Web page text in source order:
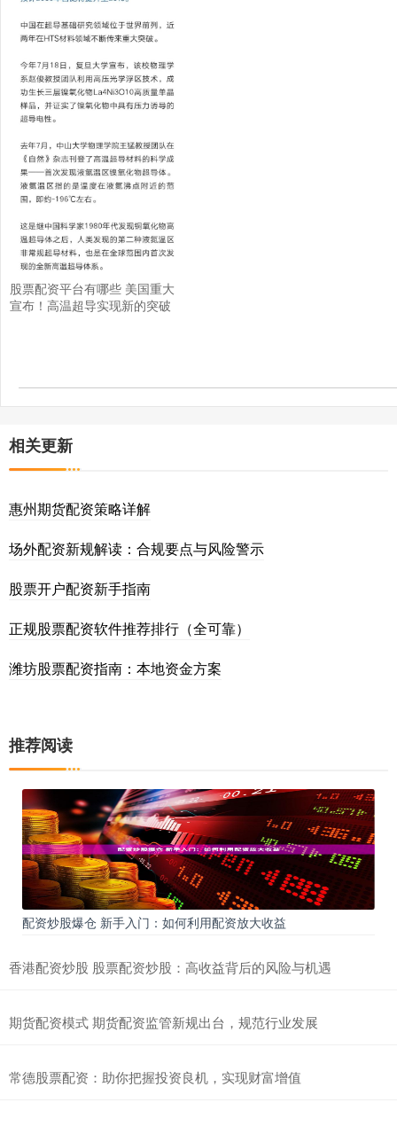
股票配资平台有哪些 美国重大
宣布！高温超导实现新的突破
相关更新
惠州期货配资策略详解
场外配资新规解读：合规要点与风险警示
股票开户配资新手指南
正规股票配资软件推荐排行（全可靠）
潍坊股票配资指南：本地资金方案
推荐阅读
配资炒股爆仓 新手入门：如何利用配资放大收益
香港配资炒股 股票配资炒股：高收益背后的风险与机遇
期货配资模式 期货配资监管新规出台，规范行业发展
常德股票配资：助你把握投资良机，实现财富增值